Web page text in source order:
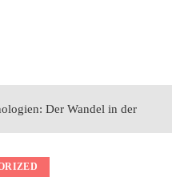
Der Wandel in der